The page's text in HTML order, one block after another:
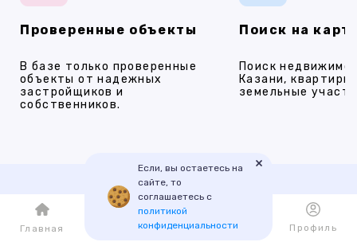
Проверенные объекты
В базе только проверенные
объекты от надежных
застройщиков и
собственников.
Поиск на
Поиск
Казани,
земельные
Наши услуги
Если, вы остаетесь на
сайте, то
соглашаетесь с
политикой
конфиденциальности
×
Главная Каталог Избранное Профиль